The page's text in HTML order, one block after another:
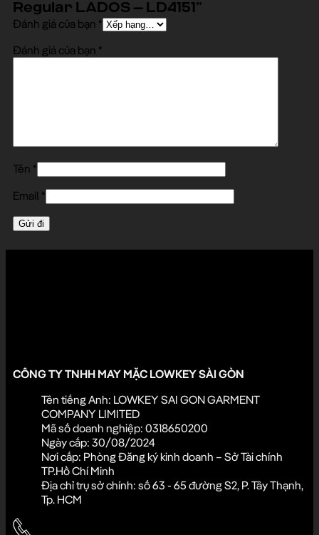
Regular LADOS – LD4151”
Đánh giá của bạn *
Đánh giá của bạn *
Tên *
Email *
CÔNG TY TNHH MAY MẶC LOWKEY SÀI GÒN
Tên tiếng Anh: LOWKEY SAI GON GARMENT
COMPANY LIMITED
Mã số doanh nghiệp: 0318650200
Ngày cấp: 30/08/2024
Nơi cấp: Phòng Đăng ký kinh doanh – Sở Tài chính
TP.Hồ Chí Minh
Địa chỉ trụ sở chính: số 63 - 65 đường S2, P. Tây Thạnh,
Tp. HCM